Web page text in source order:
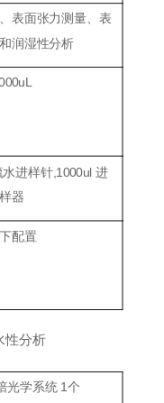
表面张力测量、表
润湿性分析
进样针,1000ul 进
样器
配置
光学系统 1个